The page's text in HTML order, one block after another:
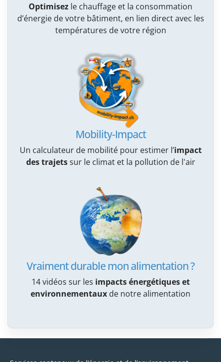
Optimisez le chauffage et la consommation
d’énergie de votre bâtiment, en lien direct avec les
températures de votre région
Mobility-Impact
Un calculateur de mobilité pour estimer l’impact
des trajetssur le climat et la pollution de l'air
Vraiment durable mon alimentation ?
14 vidéos sur les impacts énergétiques et
environnementaux de notre alimentation